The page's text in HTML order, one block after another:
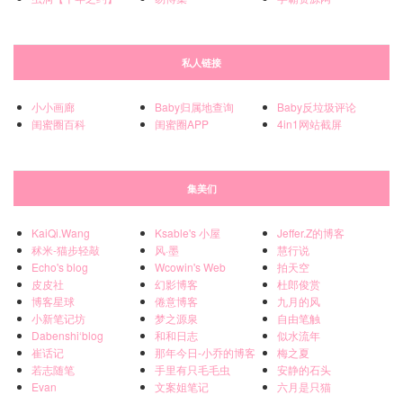
私人链接
小小画廊
闺蜜圈百科
Baby归属地查询
闺蜜圈APP
Baby反垃圾评论
4in1网站截屏
集美们
KaiQi.Wang
秫米-猫步轻敲
Echo's blog
皮皮社
博客星球
小新笔记坊
Dabenshi‘blog
崔话记
若志随笔
Evan
Ksable's 小屋
风·墨
Wcowin's Web
幻影博客
倦意博客
梦之源泉
和和日志
那年今日-小乔的博客
手里有只毛毛虫
文案姐笔记
Jeffer.Z的博客
慧行说
拍天空
杜郎俊赏
九月的风
自由笔触
似水流年
梅之夏
安静的石头
六月是只猫